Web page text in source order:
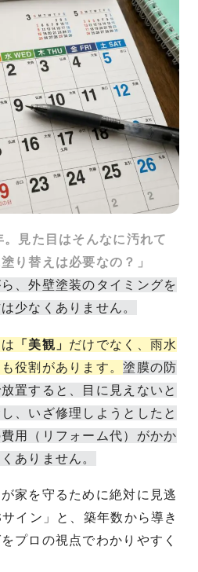
。見た目はそんなに汚れて
り替えは必要なの？」
、外壁塗装のタイミングを
少なくありません。
「美観」 だけでなく、雨水
も役割があります。塗膜の防
置すると、目に見えないと
、いざ修理しようとしたと
用（リフォーム代）がかか
ありません。
家を守るために絶対に見逃
イン」と、築年数から導き
プロの視点でわかりやすく